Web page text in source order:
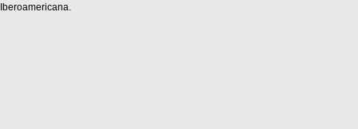
Iberoamericana.